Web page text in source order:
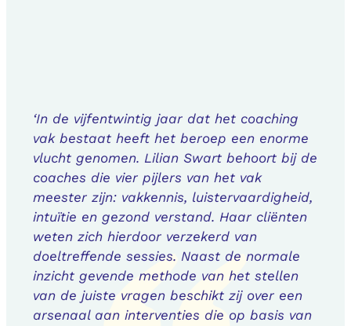
‘In de vijfentwintig jaar dat het coaching
vak bestaat heeft het beroep een enorme
vlucht genomen. Lilian Swart behoort bij de
coaches die vier pijlers van het vak
meester zijn: vakkennis, luistervaardigheid,
intuïtie en gezond verstand. Haar cliënten
weten zich hierdoor verzekerd van
doeltreffende sessies. Naast de normale
inzicht gevende methode van het stellen
van de juiste vragen beschikt zij over een
arsenaal aan interventies die op basis van